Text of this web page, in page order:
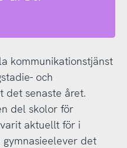
kommunikationstjänst
och
det senaste året.
del skolor för
aktuellt för i
det